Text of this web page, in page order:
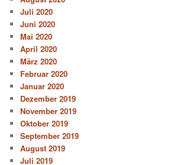
Juli 2020
Juni 2020
Mai 2020
April 2020
März 2020
Februar 2020
Januar 2020
Dezember 2019
November 2019
Oktober 2019
September 2019
August 2019
Juli 2019